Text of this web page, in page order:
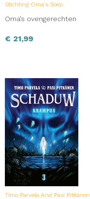
Stichting Oma's Soep
Oma’s ovengerechten
€ 21,99
Timo Parvela And Pasi Pitkänen